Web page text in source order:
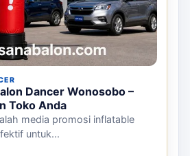
Dancer Wonosobo –
Toko Anda
media promosi inflatable
untuk...